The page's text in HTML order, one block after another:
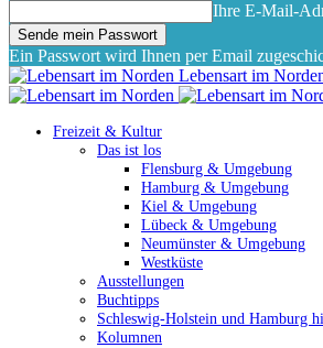
Ihre E-Mail-
Ein Passwort wird Ihnen per Email
Lebensart im
Freizeit & Kultur
Das ist los
Flensburg & Umgebung
Hamburg & Umgebung
Kiel & Umgebung
Lübeck & Umgebung
Neumünster & Umgebung
Westküste
Ausstellungen
Buchtipps
Schleswig-Holstein und Hamburg
Kolumnen